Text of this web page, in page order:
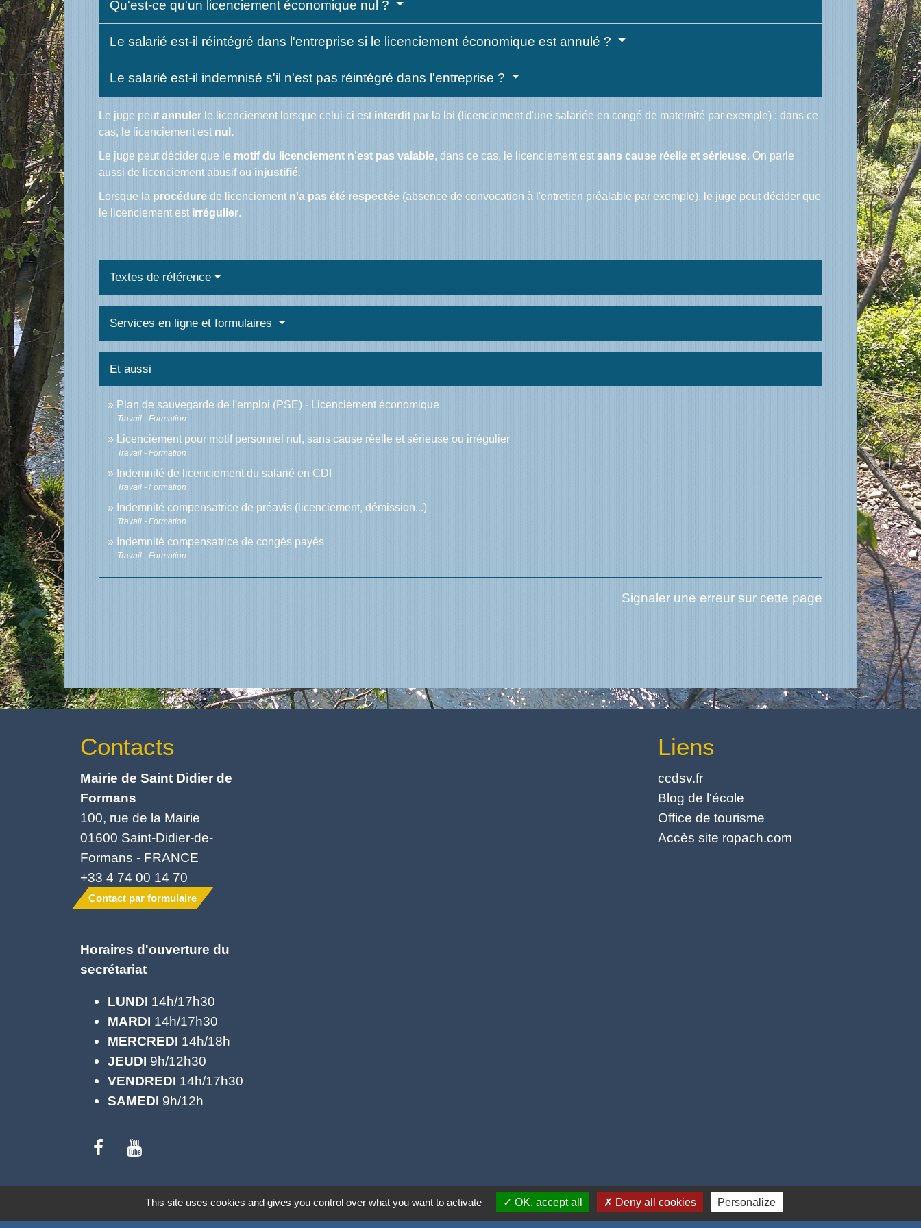
Qu'est-ce qu'un licenciement économique nul ?
Le salarié est-il réintégré dans l'entreprise si le licenciement économique est annulé ?
Le salarié est-il indemnisé s'il n'est pas réintégré dans l'entreprise ?
Le juge peutannuler le licenciement lorsque celui-ci est interdit par la loi (licenciement d'une salariée en congé de maternité par exemple) : dans ce
cas, le licenciement est nul.
Le juge peut décider que le motif du licenciement n'est pas valable, dans ce cas, le licenciement estsans cause réelle et sérieuse. On parle
aussi de licenciement abusif ou injustifié.
Lorsque la procédure de licenciement n'a pas été respectée (absence de convocation à l'entretien préalable par exemple), le juge peut décider que
le licenciement est irrégulier.
Textes de référence
Services en ligne et formulaires
Et aussi
Plan de sauvegarde de l'emploi (PSE) - Licenciement économique
Travail - Formation
Licenciement pour motif personnel nul, sans cause réelle et sérieuse ou irrégulier
Travail - Formation
Indemnité de licenciement du salarié en CDI
Travail - Formation
Indemnité compensatrice de préavis (licenciement, démission...)
Travail - Formation
Indemnité compensatrice de congés payés
Travail - Formation
Signaler une erreur sur cette page
Contacts
Mairie de Saint Didier de
Formans
100, rue de la Mairie
01600 Saint-Didier-de-
Formans - FRANCE
+33 4 74 00 14 70
Contact par formulaire
Horaires d'ouverture du
secrétariat
LUNDI 14h/17h30
MARDI 14h/17h30
MERCREDI 14h/18h
JEUDI 9h/12h30
VENDREDI 14h/17h30
SAMEDI 9h/12h
Liens
ccdsv.fr
Blog de l'école
Office de tourisme
Accès site ropach.com
Mentions légales - Politique de confidentialité - Accessibilité - Plan du site - Gestion des cookies
This site uses cookies and gives you control over what you want to activate OK, accept all Deny all cookies Personalize